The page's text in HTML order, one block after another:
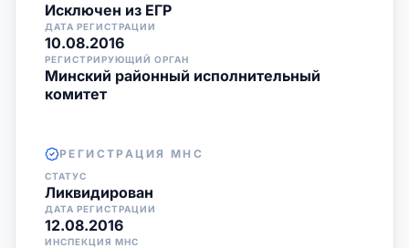
Исключен из ЕГР
ДАТА РЕГИСТРАЦИИ
10.08.2016
РЕГИСТРИРУЮЩИЙ ОРГАН
Минский районный исполнительный
комитет
РЕГИСТРАЦИЯ МНС
СТАТУС
Ликвидирован
ДАТА РЕГИСТРАЦИИ
12.08.2016
ИНСПЕКЦИЯ МНС